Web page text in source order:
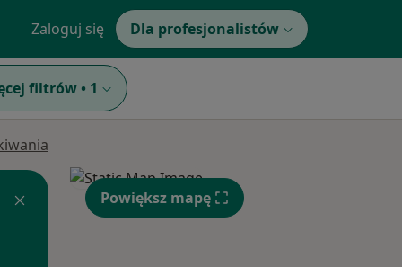
Zaloguj się Dla profesjonalistów
filtrów • 1
Powiększ mapę